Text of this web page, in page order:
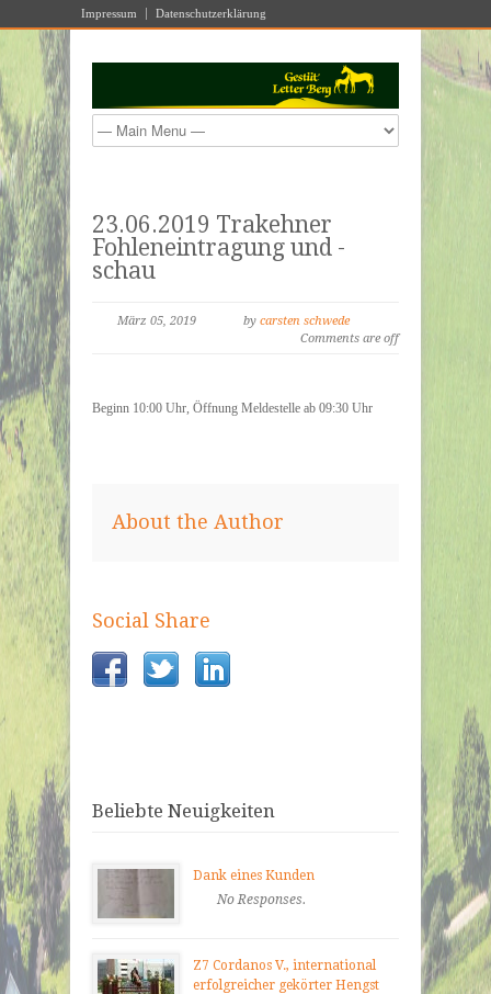
Impressum Datenschutzerklärung
23.06.2019 Trakehner
Fohleneintragung und -
schau
März 05, 2019 by carsten schwede
Comments are off
Beginn 10:00 Uhr, Öffnung Meldestelle ab 09:30 Uhr
About the Author
Social Share
Beliebte Neuigkeiten
Dank eines Kunden
No Responses.
Z7 Cordanos V., international
erfolgreicher gekörter Hengst